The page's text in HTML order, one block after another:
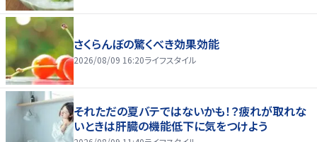
さくらんぼの驚くべき効果効能
2026/08/09 16:20ライフスタイル
それただの夏バテではないかも！？疲れが取れな
いときは肝臓の機能低下に気をつけよう